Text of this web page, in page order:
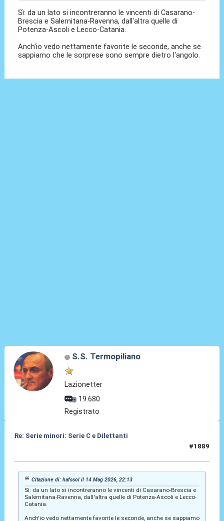
Sì: da un lato si incontreranno le vincenti di Casarano-
Brescia e Salernitana-Ravenna, dall'altra quelle di
Potenza-Ascoli e Lecco-Catania.
Anch'io vedo nettamente favorite le seconde, anche se
sappiamo che le sorprese sono sempre dietro l'angolo.
S.S. Termopiliano
Lazionetter
19.680
Registrato
Re: Serie minori: Serie C e Dilettanti
#1889
Citazione di: hafssol il 14 Mag 2026, 22:13
Sì: da un lato si incontreranno le vincenti di Casarano-Brescia e
Salernitana-Ravenna, dall'altra quelle di Potenza-Ascoli e Lecco-
Catania.
Anch'io vedo nettamente favorite le seconde, anche se sappiamo